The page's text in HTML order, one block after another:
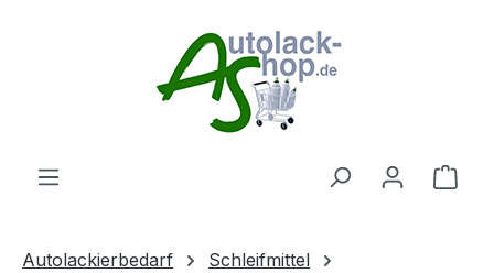
Autolackierbedarf
Schleifmittel